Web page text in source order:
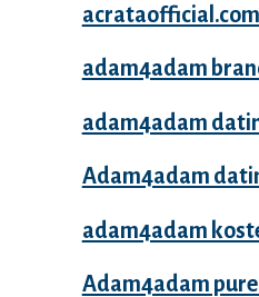
acrataofficial.com
adam4adam
adam4adam
Adam4adam
adam4adam
Adam4adam